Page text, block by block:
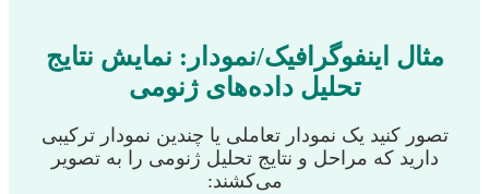
مثال اینفوگرافیک/نمودار: نمایش نتایج
تحلیل داده‌های ژنومی
تصور کنید یک نمودار تعاملی یا چندین نمودار ترکیبی
دارید که مراحل و نتایج تحلیل ژنومی را به تصویر
می‌کشند: